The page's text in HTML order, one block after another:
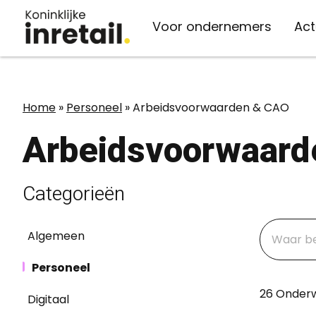
Voor ondernemers
Advies
Evenementen
Midden-Oosten
Energie
Belangenbehartiging
Werken bij inretail
Home » Personeel »Arbeidsvoorwaarden & CAO
Categorieën
Algemeen
Personeel
Digitaal
26